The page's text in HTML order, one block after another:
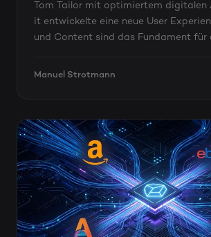
Tom Tailor mit optimiertem
it entwickelte eine neue User
und Content sind das Fundament für
Manuel Strotmann